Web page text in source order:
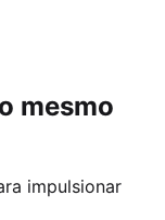
mesmo
impulsionar